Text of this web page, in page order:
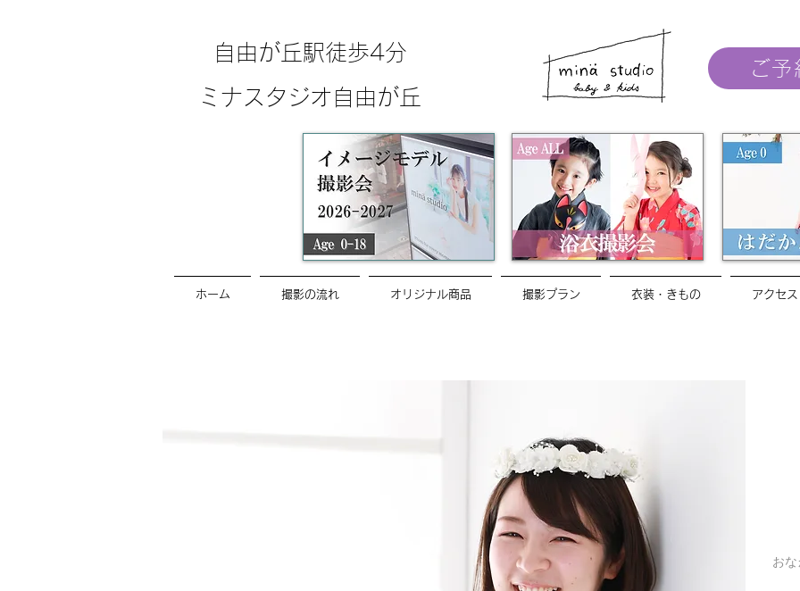
自由が丘駅徒歩4分
ミナスタジオ自由が丘
ご予
ホーム 撮影の流れ オリジナル商品 撮影プラン 衣装・きもの アクセス
お